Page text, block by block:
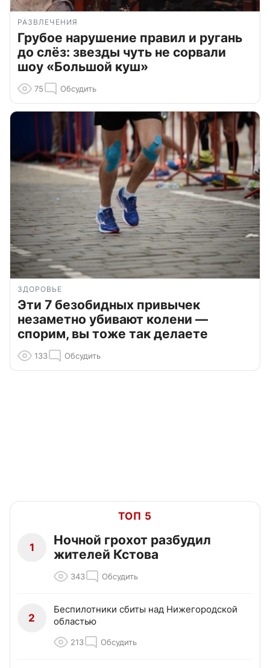
РАЗВЛЕЧЕНИЯ
Грубое нарушение правил и ругань
до слёз: звезды чуть не сорвали
шоу «Большой куш»
75 Обсудить
ЗДОРОВЬЕ
Эти 7 безобидных привычек
незаметно убивают колени —
спорим, вы тоже так делаете
133 Обсудить
ТОП 5
1
Ночной грохот разбудил
жителей Кстова
343 Обсудить
2
Беспилотники сбиты над Нижегородской
областью
213 Обсудить